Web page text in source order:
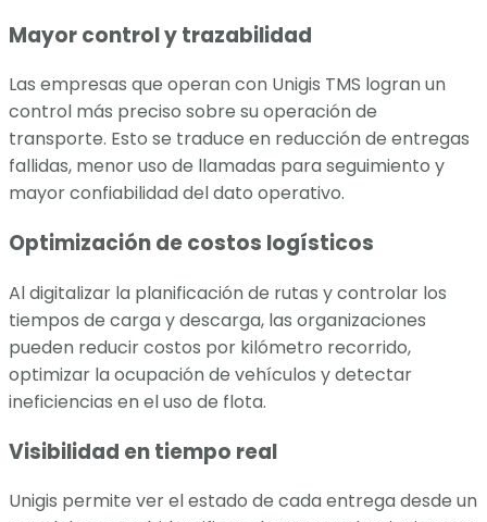
Mayor control y trazabilidad
Las empresas que operan con Unigis TMS logran un
control más preciso sobre su operación de
transporte. Esto se traduce en reducción de entregas
fallidas, menor uso de llamadas para seguimiento y
mayor confiabilidad del dato operativo.
Optimización de costos logísticos
Al digitalizar la planificación de rutas y controlar los
tiempos de carga y descarga, las organizaciones
pueden reducir costos por kilómetro recorrido,
optimizar la ocupación de vehículos y detectar
ineficiencias en el uso de flota.
Visibilidad en tiempo real
Unigis permite ver el estado de cada entrega desde un